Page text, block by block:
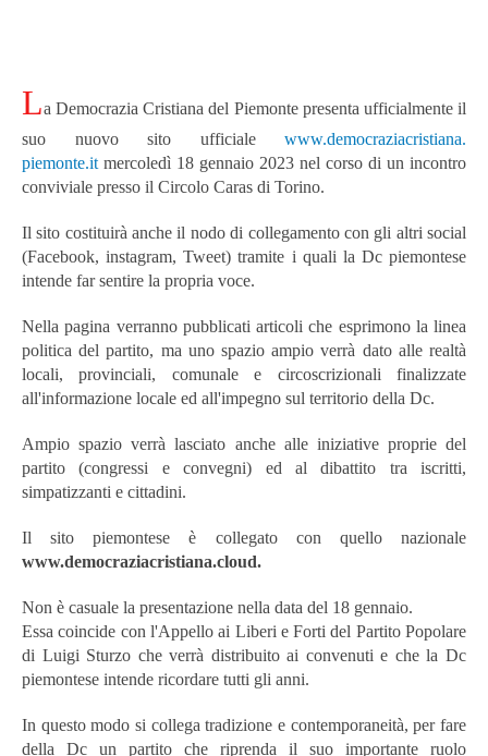
La Democrazia Cristiana del Piemonte presenta ufficialmente il
suo nuovo sito ufficiale www.democraziacristiana.
piemonte.it mercoledì 18 gennaio 2023 nel corso di un incontro
conviviale presso il Circolo Caras di Torino.
Il sito costituirà anche il nodo di collegamento con gli altri social
(Facebook, instagram, Tweet) tramite i quali la Dc piemontese
intende far sentire la propria voce.
Nella pagina verranno pubblicati articoli che esprimono la linea
politica del partito, ma uno spazio ampio verrà dato alle realtà
locali, provinciali, comunale e circoscrizionali finalizzate
all'informazione locale ed all'impegno sul territorio della Dc.
Ampio spazio verrà lasciato anche alle iniziative proprie del
partito (congressi e convegni) ed al dibattito tra iscritti,
simpatizzanti e cittadini.
Il sito piemontese è collegato con quello nazionale
www.democraziacristiana.cloud.
Non è casuale la presentazione nella data del 18 gennaio.
Essa coincide con l'Appello ai Liberi e Forti del Partito Popolare
di Luigi Sturzo che verrà distribuito ai convenuti e che la Dc
piemontese intende ricordare tutti gli anni.
In questo modo si collega tradizione e contemporaneità, per fare
della Dc un partito che riprenda il suo importante ruolo